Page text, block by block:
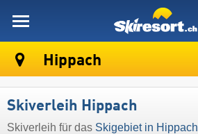
Hippach
Skiverleih Hippach
Skiverleih für das Skigebiet in Hippach